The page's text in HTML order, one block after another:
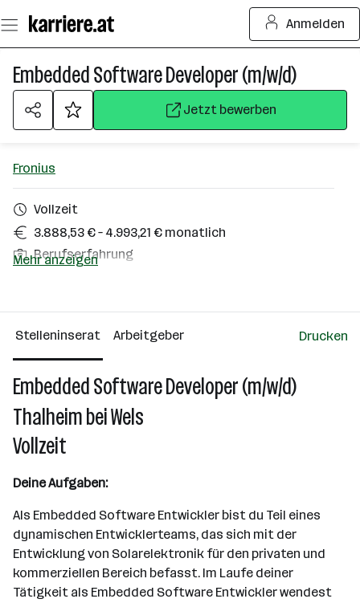
Seiteninhalt
springen
Anmelden
Embedded Software Developer (m/w/d)
Jetzt bewerben
Fronius
Vollzeit
3.888,53 € – 4.993,21 € monatlich
Berufserfahrung
2501 - 10000 Mitarbeiter*innen
Mehr anzeigen
Stelleninserat Arbeitgeber Drucken
Embedded Software Developer (m/w/d)
Thalheim bei Wels
Vollzeit
Deine Aufgaben:
Als Embedded Software Entwickler bist du Teil eines
dynamischen Entwicklerteams, das sich mit der
Entwicklung von Solarelektronik für den privaten und
kommerziellen Bereich befasst. Im Laufe deiner
Tätigkeit als Embedded Software Entwickler wendest